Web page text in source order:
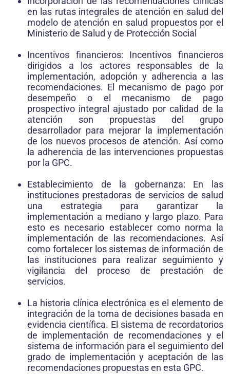
en las rutas integrales de atención en salud del
modelo de atención en salud propuestos por el
Ministerio de Salud y de Protección Social
Incentivos financieros: Incentivos financieros
dirigidos a los actores responsables de la
implementación, adopción y adherencia a las
recomendaciones. El mecanismo de pago por
desempeño o el mecanismo de pago
prospectivo integral ajustado por calidad de la
atención son propuestas del grupo
desarrollador para mejorar la implementación
de los nuevos procesos de atención. Así como
la adherencia de las intervenciones propuestas
por la GPC.
Establecimiento de la gobernanza: En las
instituciones prestadoras de servicios de salud
una estrategia para garantizar la
implementación a mediano y largo plazo. Para
esto es necesario establecer como norma la
implementación de las recomendaciones. Así
como fortalecer los sistemas de información de
las instituciones para realizar seguimiento y
vigilancia del proceso de prestación de
servicios.
La historia clínica electrónica es el elemento de
integración de la toma de decisiones basada en
evidencia científica. El sistema de recordatorios
de implementación de recomendaciones y el
sistema de información para el seguimiento del
grado de implementación y aceptación de las
recomendaciones propuestas en esta GPC.